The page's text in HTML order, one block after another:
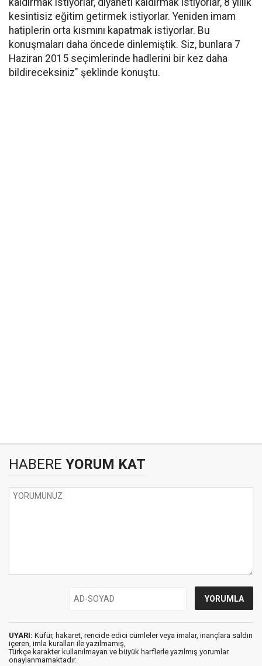
kaldırmak istiyorlar, diyaneti kaldırmak istiyorlar, 8 yıllık
kesintisiz eğitim getirmek istiyorlar. Yeniden imam
hatiplerin orta kısmını kapatmak istiyorlar. Bu
konuşmaları daha öncede dinlemiştik. Siz, bunlara 7
Haziran 2015 seçimlerinde hadlerini bir kez daha
bildireceksiniz" şeklinde konuştu.
HABERE YORUM KAT
UYARI: Küfür, hakaret, rencide edici cümleler veya imalar, inançlara saldırı
içeren, imla kuralları ile yazılmamış,
Türkçe karakter kullanılmayan ve büyük harflerle yazılmış yorumlar
onaylanmamaktadır.